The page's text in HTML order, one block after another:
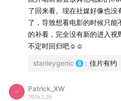
奥斯卡推荐影片
1《罪人》
了回来看。现在社媒好像也没
了，导致想看电影的时候只
的补看，完全没有新的进入视
不定时回归吧☺️☺️
stanleygenic : 佳片有约
Patrick_XW
2026.2.26